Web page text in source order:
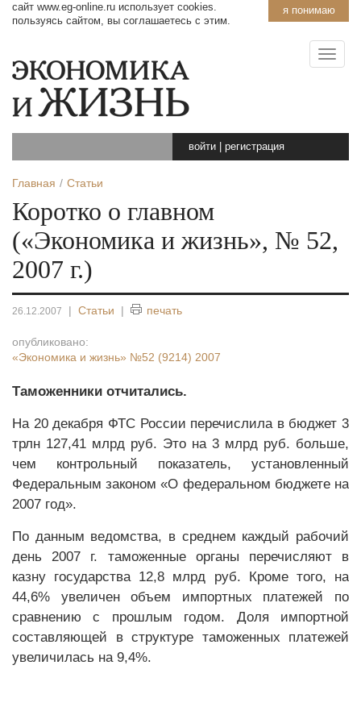
я понимаю
сайт www.eg-online.ru использует cookies.
пользуясь сайтом, вы соглашаетесь с этим.
войти регистрация
Главная Статьи
Коротко о главном
(«Экономика и жизнь», № 52,
2007 г.)
26.12.2007 | Статьи | печать
опубликовано:
«Экономика и жизнь» №52 (9214) 2007
Таможенники отчитались.
На 20 декабря ФТС России перечислила в бюджет 3
трлн 127,41 млрд руб. Это на 3 млрд руб. больше,
чем контрольный показатель, установленный
Федеральным законом «О федеральном бюджете на
2007 год».
По данным ведомства, в среднем каждый рабочий
день 2007 г. таможенные органы перечисляют в
казну государства 12,8 млрд руб. Кроме того, на
44,6% увеличен объем импортных платежей по
сравнению с прошлым годом. Доля импортной
составляющей в структуре таможенных платежей
увеличилась на 9,4%.